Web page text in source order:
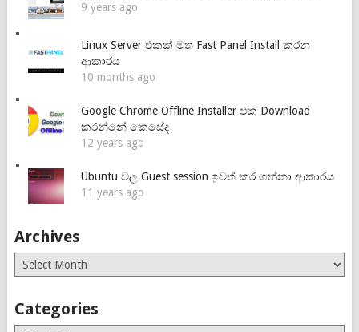
9 years ago
Linux Server එකක් මත Fast Panel Install කරන
ආකාරය
10 months ago
Google Chrome Offline Installer එක Download
කරන්නේ කෙසේද
12 years ago
Ubuntu වල Guest session ඉවත් කර ගන්නා ආකාරය
11 years ago
Archives
Archives
Categories